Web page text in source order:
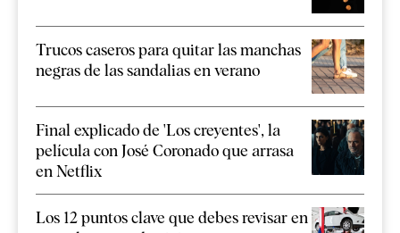
Trucos caseros para quitar las manchas
negras de las sandalias en verano
Final explicado de 'Los creyentes', la
película con José Coronado que arrasa
en Netflix
Los 12 puntos clave que debes revisar en